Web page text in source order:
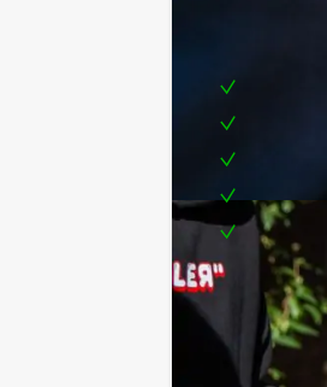
1
Een
Een
Te
Tip:
Uiteraard
combineren